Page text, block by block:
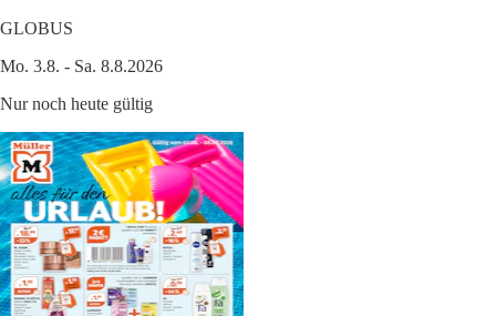
GLOBUS
Mo. 3.8. - Sa. 8.8.2026
Nur noch heute gültig